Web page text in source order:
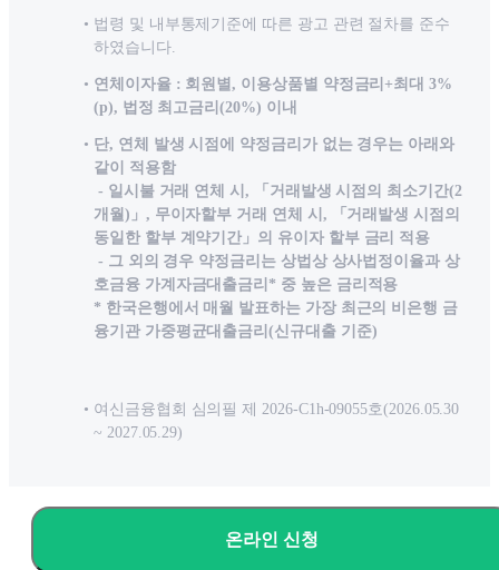
법령 및 내부통제기준에 따른 광고 관련 절차를 준수
하였습니다.
연체이자율 : 회원별, 이용상품별 약정금리+최대 3%
(p), 법정 최고금리(20%) 이내
단, 연체 발생 시점에 약정금리가 없는 경우는 아래와
같이 적용함
- 일시불 거래 연체 시, 「거래발생 시점의 최소기간(2
개월)」, 무이자할부 거래 연체 시, 「거래발생 시점의
동일한 할부 계약기간」의 유이자 할부 금리 적용
- 그 외의 경우 약정금리는 상법상 상사법정이율과 상
호금융 가계자금대출금리* 중 높은 금리적용
* 한국은행에서 매월 발표하는 가장 최근의 비은행 금
융기관 가중평균대출금리(신규대출 기준)
여신금융협회 심의필 제 2026-C1h-09055호(2026.05.30
~ 2027.05.29)
온라인 신청